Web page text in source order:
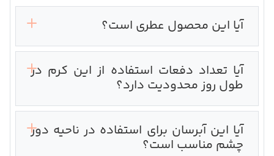
آیا این محصول عطری است؟
آیا تعداد دفعات استفاده از این کرم در
طول روز محدودیت دارد؟
آیا این آبرسان برای استفاده در ناحیه دور
چشم مناسب است؟